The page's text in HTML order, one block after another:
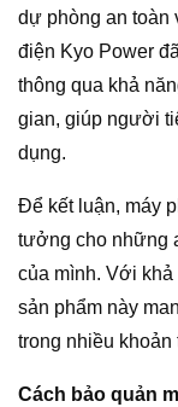
dự phòng an toàn
điện Kyo Power
thông qua khả
gian, giúp người
dụng.
Để kết luận, máy
tưởng cho những
của mình. Với khả
sản phẩm này
trong nhiều
Cách bảo quản